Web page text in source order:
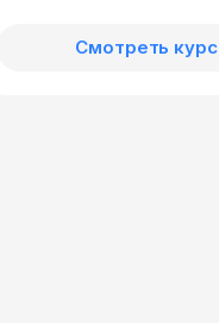
Смотреть курс